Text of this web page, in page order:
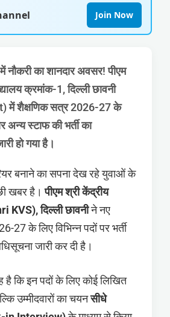
Join Now
नौकरी का शानदार अवसर! पीएम
क्रमांक-1, दिल्ली छावनी
में शैक्षणिक सत्र 2026-27 के
अन्य स्टाफ की भर्ती का
हो गया है।
बनाने का सपना देख रहे युवाओं के
खबर है।पीएम श्री केंद्रीय
KVS), दिल्ली छावनीने नए
27 के लिए विभिन्न पदों पर भर्ती
जारी कर दी है।
कि इन पदों के लिए कोई लिखित
उम्मीदवारों का चयनसीधे